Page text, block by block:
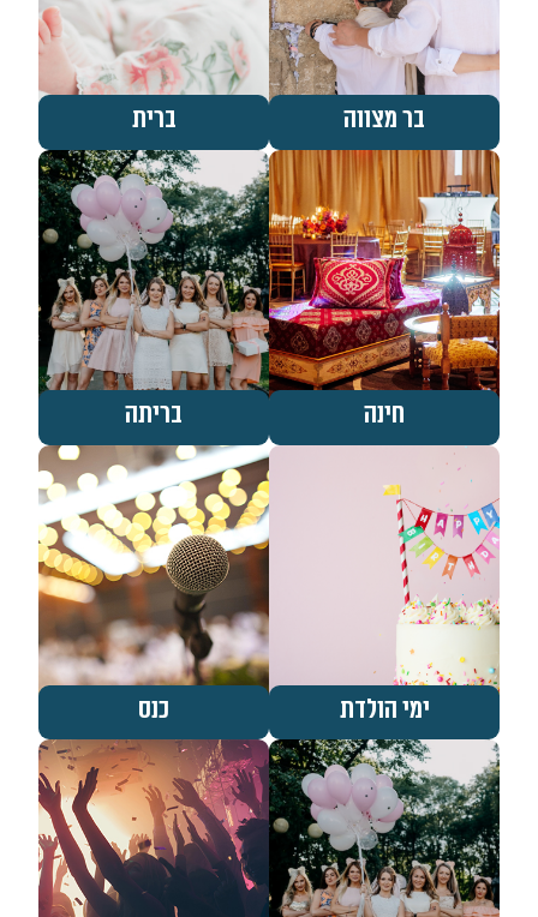
בר מצווה ברית
חינה בריתה
ימי הולדת כנס